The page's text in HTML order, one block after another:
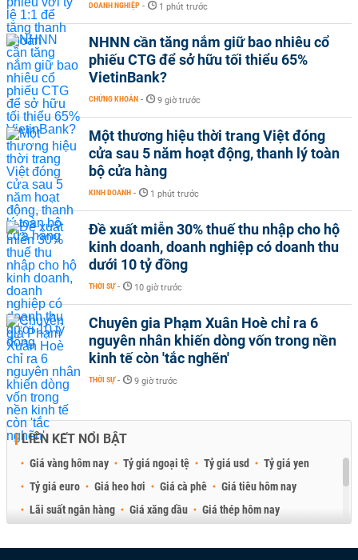
DOANH NGHIỆP - 1 phút trước
NHNN cần tăng nắm giữ bao nhiêu cổ
phiếu CTG để sở hữu tối thiểu 65%
VietinBank?
CHỨNG KHOÁN - 9 giờ trước
Một thương hiệu thời trang Việt đóng
cửa sau 5 năm hoạt động, thanh lý toàn
bộ cửa hàng
KINH DOANH - 1 phút trước
Đề xuất miễn 30% thuế thu nhập cho hộ
kinh doanh, doanh nghiệp có doanh thu
dưới 10 tỷ đồng
THỜI SỰ - 10 giờ trước
Chuyên gia Phạm Xuân Hoè chỉ ra 6
nguyên nhân khiến dòng vốn trong nền
kinh tế còn 'tắc nghẽn'
THỜI SỰ - 9 giờ trước
LIÊN KẾT NỔI BẬT
Giá vàng hôm nay Tỷ giá ngoại tệ Tỷ giá usd
Tỷ giá yen
Tỷ giá euro
Giá heo hơi Giá cà phê
Giá tiêu hôm nay
Lãi suất ngân hàng
Giá xăng dầu
Giá thép hôm nay